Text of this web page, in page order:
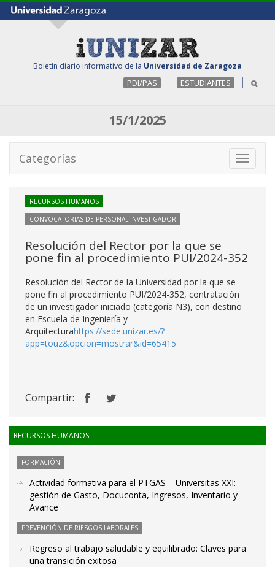
Boletín diario informativo de la Universidad de Zaragoza
PDI/PAS ESTUDIANTES
15/1/2025
Toggle
Categorías
RECURSOS HUMANOS
CONVOCATORIAS DE PERSONAL INVESTIGADOR
Resolución del Rector por la que se
pone fin al procedimiento PUI/2024-352
Resolución del Rector de la Universidad por la que se
pone fin al procedimiento PUI/2024-352, contratación
de un investigador iniciado (categoría N3), con destino
en Escuela de Ingeniería y
Arquitecturahttps://sede.unizar.es/?
app=touz&opcion=mostrar&id=65415
Compartir:
RECURSOS HUMANOS
FORMACIÓN
Actividad formativa para el PTGAS – Universitas XXI:
gestión de Gasto, Docuconta, Ingresos, Inventario y
Avance
PREVENCIÓN DE RIESGOS LABORALES
Regreso al trabajo saludable y equilibrado: Claves para
una transición exitosa